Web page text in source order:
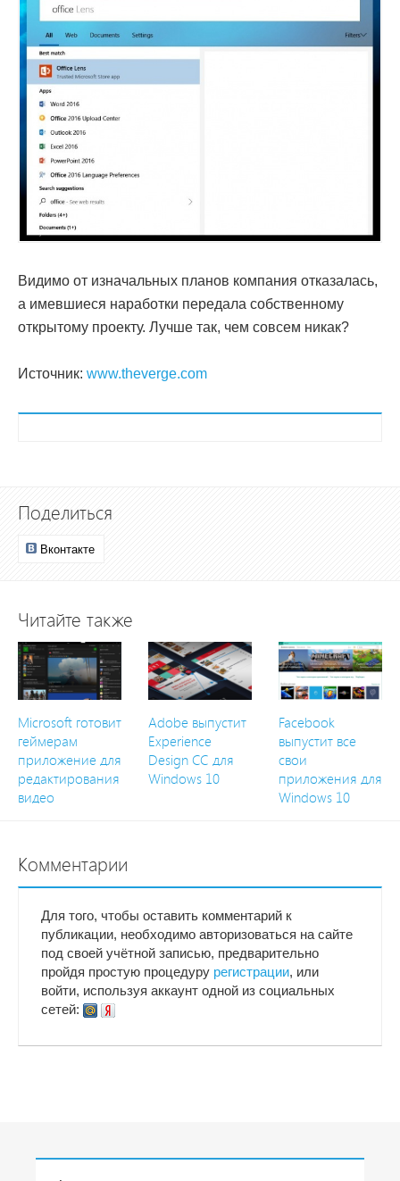
Видимо от изначальных планов компания отказалась,
а имевшиеся наработки передала собственному
открытому проекту. Лучше так, чем совсем никак?
Источник: www.theverge.com
Поделиться
Вконтакте
Читайте также
Microsoft готовит
геймерам
приложение для
редактирования
видео
Adobe выпустит
Experience
Design CC для
Windows 10
Facebook
выпустит все
свои
приложения для
Windows 10
Комментарии
Для того, чтобы оставить комментарий к
публикации, необходимо авторизоваться на сайте
под своей учётной записью, предварительно
пройдя простую процедуру регистрации, или
войти, используя аккаунт одной из социальных
сетей: